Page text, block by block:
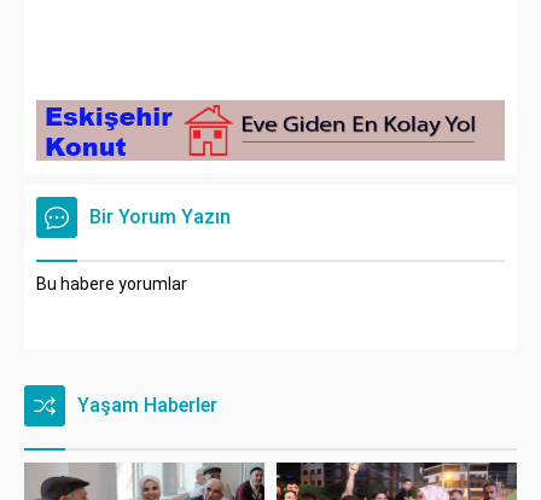
Bir Yorum Yazın
Bu habere yorumlar
Yaşam Haberler